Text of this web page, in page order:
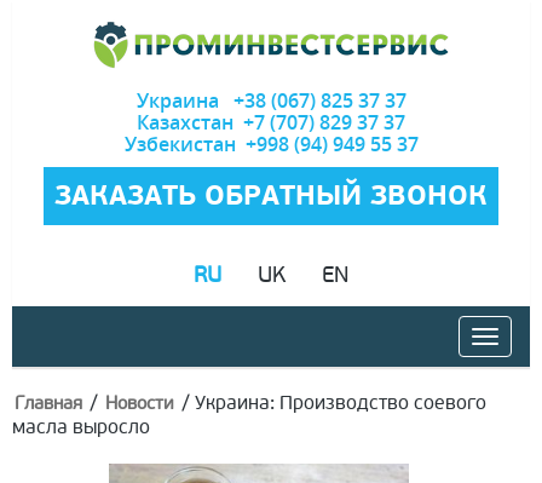
Украина +38 (067) 825 37 37
Казахстан +7 (707) 829 37 37
Узбекистан +998 (94) 949 55 37
ЗАКАЗАТЬ ОБРАТНЫЙ ЗВОНОК
RU UK EN
Главная / Новости / Украина: Производство соевого
масла выросло